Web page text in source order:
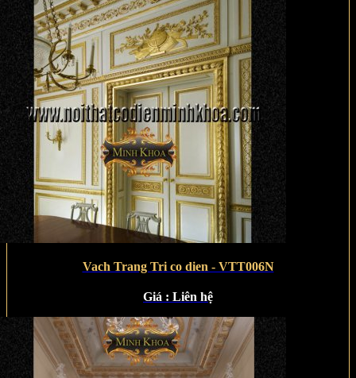
Vach Trang Tri co dien - VTT006N
Giá : Liên hệ